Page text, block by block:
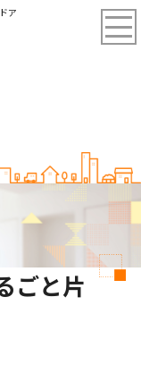
ア
ごと片